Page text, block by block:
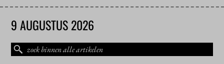
9 AUGUSTUS 2026